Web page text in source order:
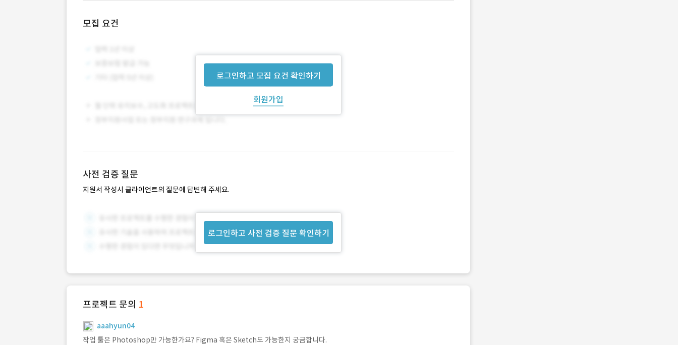
모집 요건
로그인하고 모집 요건 확인하기
회원가입
사전 검증 질문
지원서 작성시 클라이언트의 질문에 답변해 주세요.
로그인하고 사전 검증 질문 확인하기
프로젝트 문의 1
aaahyun04
작업 툴은 Photoshop만 가능한가요? Figma 혹은 Sketch도 가능한지 궁금합니다.